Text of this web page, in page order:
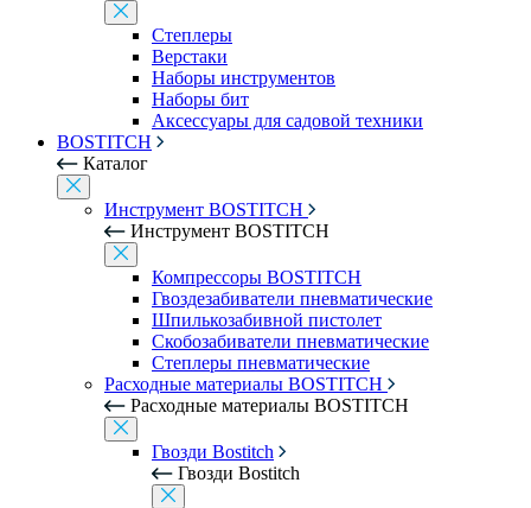
Степлеры
Верстаки
Наборы инструментов
Наборы бит
Аксессуары для садовой техники
BOSTITCH
Каталог
Инструмент BOSTITCH
Инструмент BOSTITCH
Компрессоры BOSTITCH
Гвоздезабиватели пневматические
Шпилькозабивной пистолет
Скобозабиватели пневматические
Степлеры пневматические
Расходные материалы BOSTITCH
Расходные материалы BOSTITCH
Гвозди Bostitch
Гвозди Bostitch